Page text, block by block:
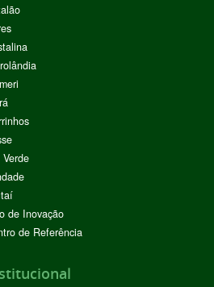
de Inovação
de Referência